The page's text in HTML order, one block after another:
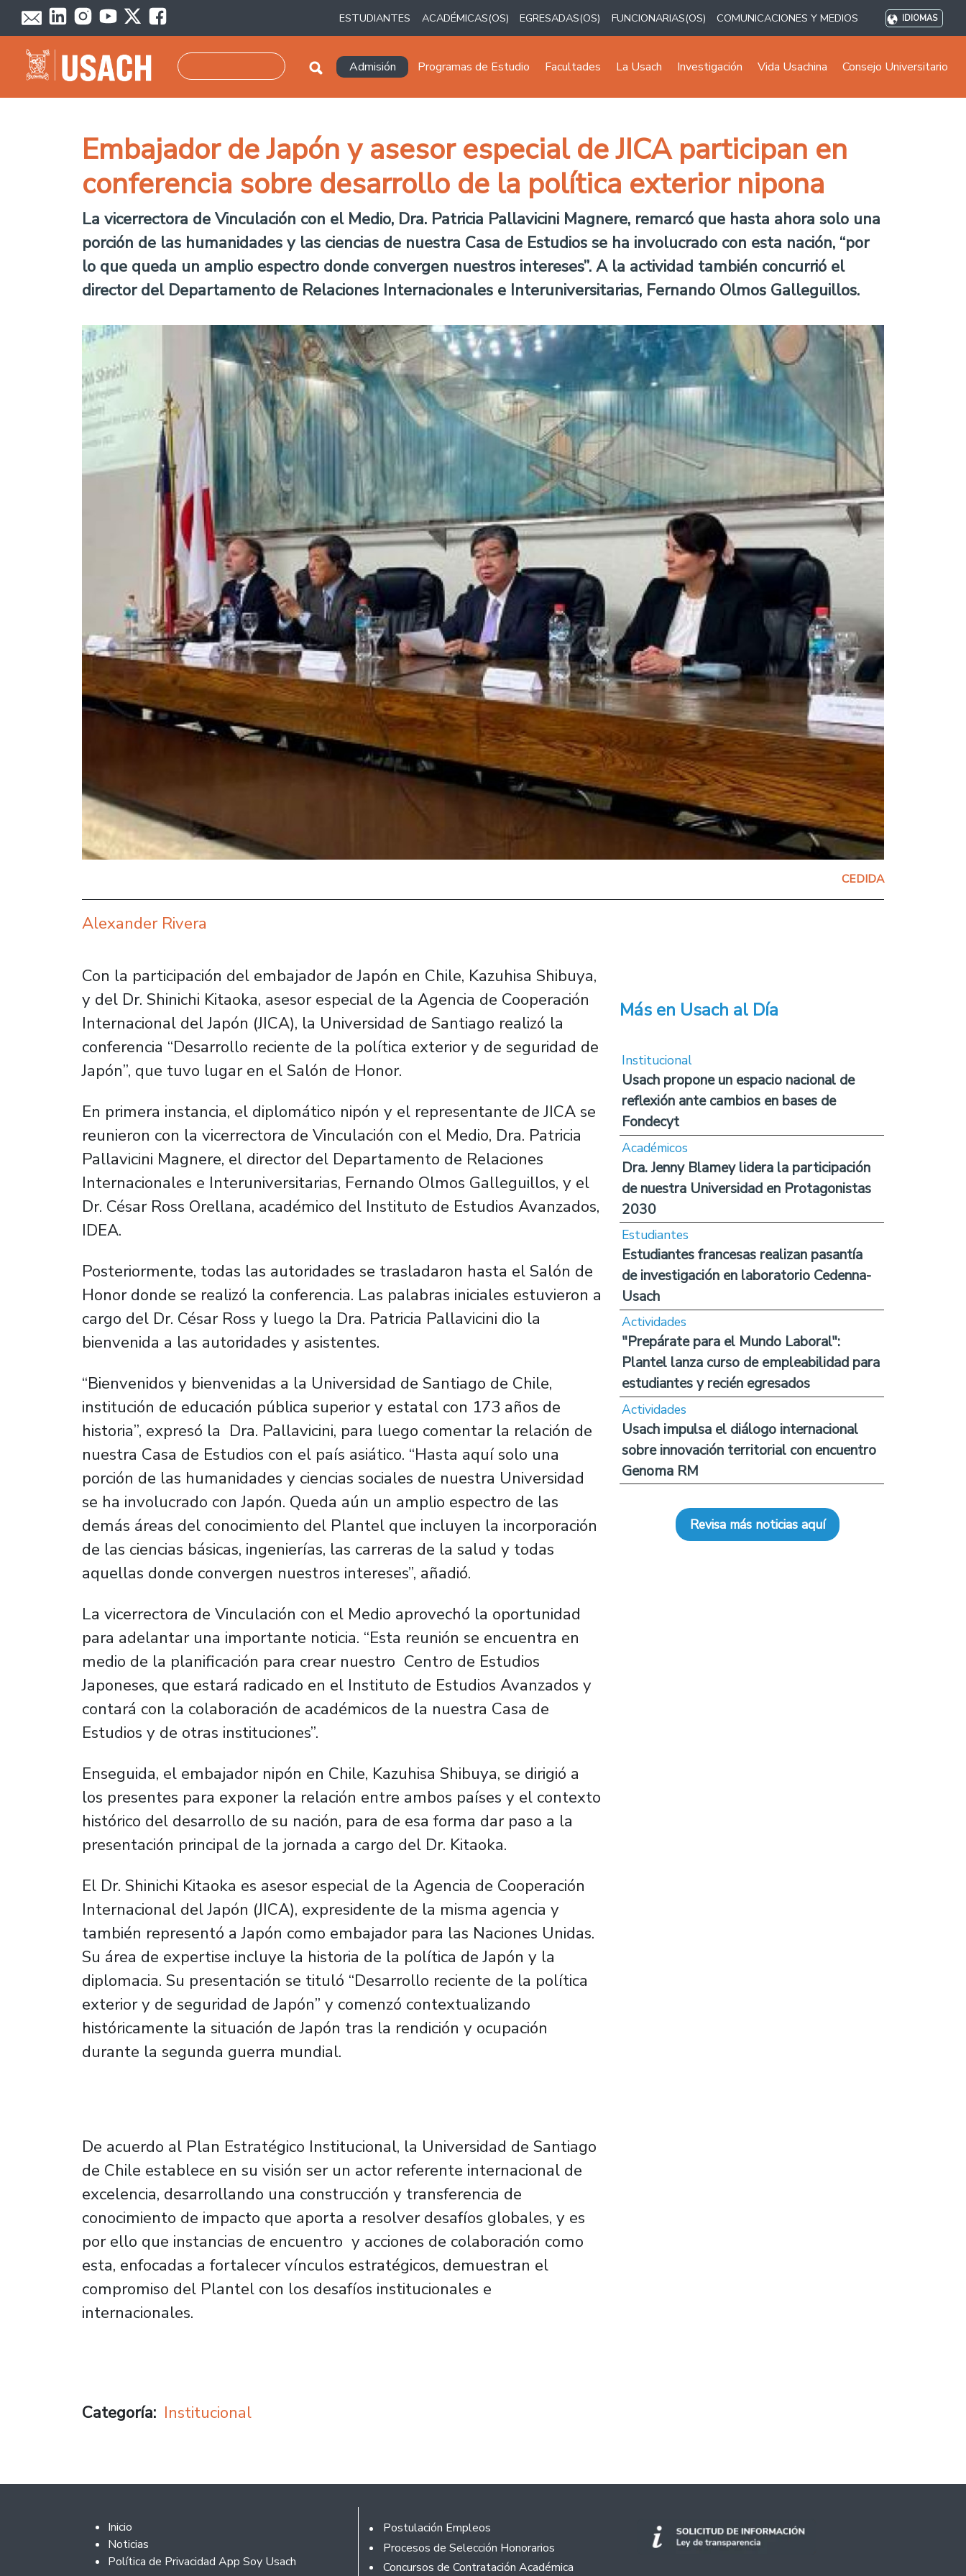
Pasar al contenido principal
ESTUDIANTES ACADÉMICAS(OS) EGRESADAS(OS) FUNCIONARIAS(OS) COMUNICACIONES Y MEDIOS IDIOMAS
Navegación principal
Admisión Programas de Estudio Facultades La Usach Investigación Vida Usachina Consejo Universitario
Embajador de Japón y asesor especial de JICA participan en
conferencia sobre desarrollo de la política exterior nipona
La vicerrectora de Vinculación con el Medio, Dra. Patricia Pallavicini Magnere, remarcó que hasta ahora solo una
porción de las humanidades y las ciencias de nuestra Casa de Estudios se ha involucrado con esta nación, “por
lo que queda un amplio espectro donde convergen nuestros intereses”. A la actividad también concurrió el
director del Departamento de Relaciones Internacionales e Interuniversitarias, Fernando Olmos Galleguillos.
CEDIDA
Alexander Rivera
Con la participación del embajador de Japón en Chile, Kazuhisa Shibuya,
y del Dr. Shinichi Kitaoka, asesor especial de la Agencia de Cooperación
Internacional del Japón (JICA), la Universidad de Santiago realizó la
conferencia “Desarrollo reciente de la política exterior y de seguridad de
Japón”, que tuvo lugar en el Salón de Honor.
En primera instancia, el diplomático nipón y el representante de JICA se
reunieron con la vicerrectora de Vinculación con el Medio, Dra. Patricia
Pallavicini Magnere, el director del Departamento de Relaciones
Internacionales e Interuniversitarias, Fernando Olmos Galleguillos, y el
Dr. César Ross Orellana, académico del Instituto de Estudios Avanzados,
IDEA.
Posteriormente, todas las autoridades se trasladaron hasta el Salón de
Honor donde se realizó la conferencia. Las palabras iniciales estuvieron a
cargo del Dr. César Ross y luego la Dra. Patricia Pallavicini dio la
bienvenida a las autoridades y asistentes.
“Bienvenidos y bienvenidas a la Universidad de Santiago de Chile,
institución de educación pública superior y estatal con 173 años de
historia”, expresó la Dra. Pallavicini, para luego comentar la relación de
nuestra Casa de Estudios con el país asiático. “Hasta aquí solo una
porción de las humanidades y ciencias sociales de nuestra Universidad
se ha involucrado con Japón. Queda aún un amplio espectro de las
demás áreas del conocimiento del Plantel que incluyen la incorporación
de las ciencias básicas, ingenierías, las carreras de la salud y todas
aquellas donde convergen nuestros intereses”, añadió.
La vicerrectora de Vinculación con el Medio aprovechó la oportunidad
para adelantar una importante noticia. “Esta reunión se encuentra en
medio de la planificación para crear nuestro Centro de Estudios
Japoneses, que estará radicado en el Instituto de Estudios Avanzados y
contará con la colaboración de académicos de la nuestra Casa de
Estudios y de otras instituciones”.
Enseguida, el embajador nipón en Chile, Kazuhisa Shibuya, se dirigió a
los presentes para exponer la relación entre ambos países y el contexto
histórico del desarrollo de su nación, para de esa forma dar paso a la
presentación principal de la jornada a cargo del Dr. Kitaoka.
El Dr. Shinichi Kitaoka es asesor especial de la Agencia de Cooperación
Internacional del Japón (JICA), expresidente de la misma agencia y
también representó a Japón como embajador para las Naciones Unidas.
Su área de expertise incluye la historia de la política de Japón y la
diplomacia. Su presentación se tituló “Desarrollo reciente de la política
exterior y de seguridad de Japón” y comenzó contextualizando
históricamente la situación de Japón tras la rendición y ocupación
durante la segunda guerra mundial.
De acuerdo al Plan Estratégico Institucional, la Universidad de Santiago
de Chile establece en su visión ser un actor referente internacional de
excelencia, desarrollando una construcción y transferencia de
conocimiento de impacto que aporta a resolver desafíos globales, y es
por ello que instancias de encuentro y acciones de colaboración como
esta, enfocadas a fortalecer vínculos estratégicos, demuestran el
compromiso del Plantel con los desafíos institucionales e
internacionales.
Categoría Institucional
Más en Usach al Día
Institucional
Usach propone un espacio nacional de
reflexión ante cambios en bases de
Fondecyt
Académicos
Dra. Jenny Blamey lidera la participación
de nuestra Universidad en Protagonistas
2030
Estudiantes
Estudiantes francesas realizan pasantía
de investigación en laboratorio Cedenna-
Usach
Actividades
"Prepárate para el Mundo Laboral":
Plantel lanza curso de empleabilidad para
estudiantes y recién egresados
Actividades
Usach impulsa el diálogo internacional
sobre innovación territorial con encuentro
Genoma RM
Revisa más noticias aquí
Footer 2
Inicio
Noticias
Política de Privacidad App Soy Usach
Footer
Postulación Empleos
Procesos de Selección Honorarios
Concursos de Contratación Académica